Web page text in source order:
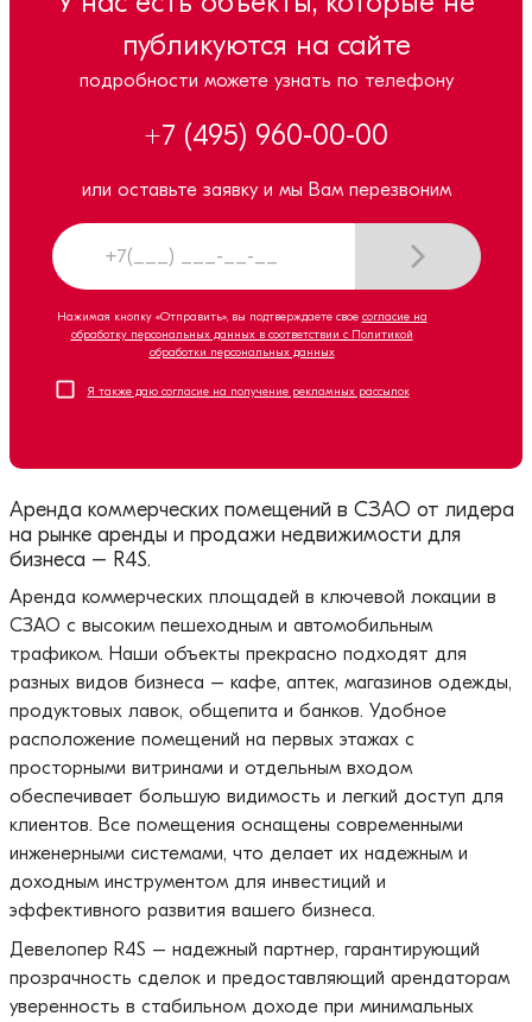
публикуются на сайте
подробности можете узнать по телефону
+7 (495) 960-00-00
или оставьте заявку и мы Вам перезвоним
Нажимая кнопку «Отправить», вы подтверждаете свое согласие на
обработку персональных данных в соответствии с Политикой
обработки персональных данных
Я также даю согласие на получение рекламных рассылок
Аренда коммерческих помещений в СЗАО от лидера
на рынке аренды и продажи недвижимости для
бизнеса – R4S.
Аренда коммерческих площадей в ключевой локации в
СЗАО с высоким пешеходным и автомобильным
трафиком. Наши объекты прекрасно подходят для
разных видов бизнеса – кафе, аптек, магазинов одежды,
продуктовых лавок, общепита и банков. Удобное
расположение помещений на первых этажах с
просторными витринами и отдельным входом
обеспечивает большую видимость и легкий доступ для
клиентов. Все помещения оснащены современными
инженерными системами, что делает их надежным и
доходным инструментом для инвестиций и
эффективного развития вашего бизнеса.
Девелопер R4S – надежный партнер, гарантирующий
прозрачность сделок и предоставляющий арендаторам
уверенность в стабильном доходе при минимальных